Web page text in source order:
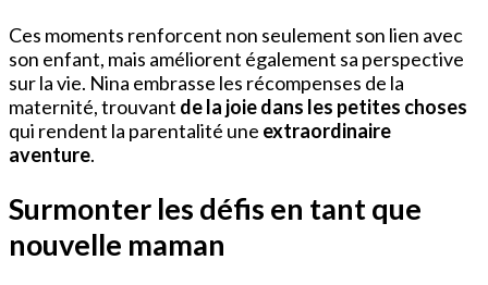
Ces moments renforcent non seulement son lien avec
son enfant, mais améliorent également sa perspective
sur la vie. Nina embrasse les récompenses de la
maternité, trouvant de la joie dans les petites choses
qui rendent la parentalité une extraordinaire
aventure.
Surmonter les défis en tant que
nouvelle maman